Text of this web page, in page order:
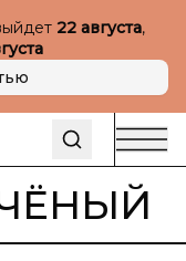
22 августа,